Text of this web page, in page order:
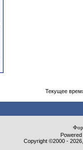
Текущее
Copyright ©2000 -